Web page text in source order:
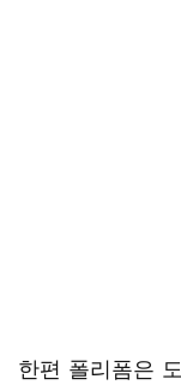
한편 폴리폼은